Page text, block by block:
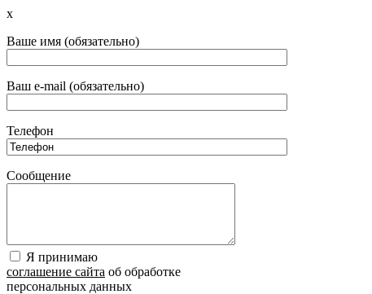
x
Ваше имя (обязательно)
Ваш e-mail (обязательно)
Телефон
Сообщение
Я принимаю
соглашение сайта об обработке
персональных данных